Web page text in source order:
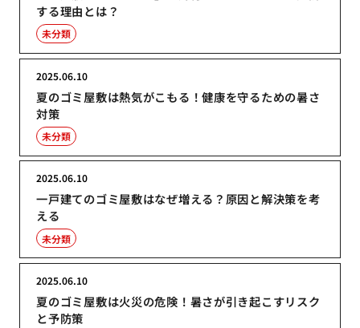
する理由とは？
未分類
夏のゴミ屋敷は熱気がこもる！健康を守るための暑さ
対策
2025.06.10
未分類
一戸建てのゴミ屋敷はなぜ増える？原因と解決策を考
える
2025.06.10
未分類
夏のゴミ屋敷は火災の危険！暑さが引き起こすリスク
と予防策
2025.06.10